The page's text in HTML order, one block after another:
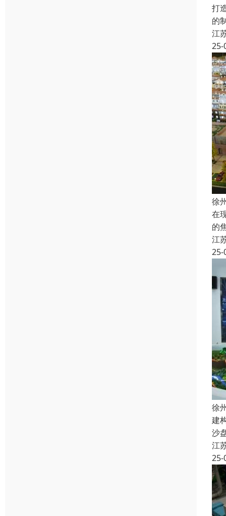
打
的
江
25-
徐
在
的
江
25-
徐
建
沙
江
25-